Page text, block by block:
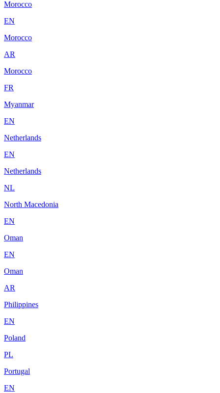
Morocco
EN
Morocco
AR
Morocco
FR
Myanmar
EN
Netherlands
EN
Netherlands
NL
North Macedonia
EN
Oman
EN
Oman
AR
Philippines
EN
Poland
PL
Portugal
EN